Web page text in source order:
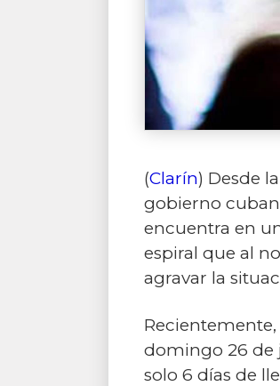
(Clarín) Desde
gobierno
encuentra en
espiral que al
agravar la
domingo 26 de
solo 6 días de